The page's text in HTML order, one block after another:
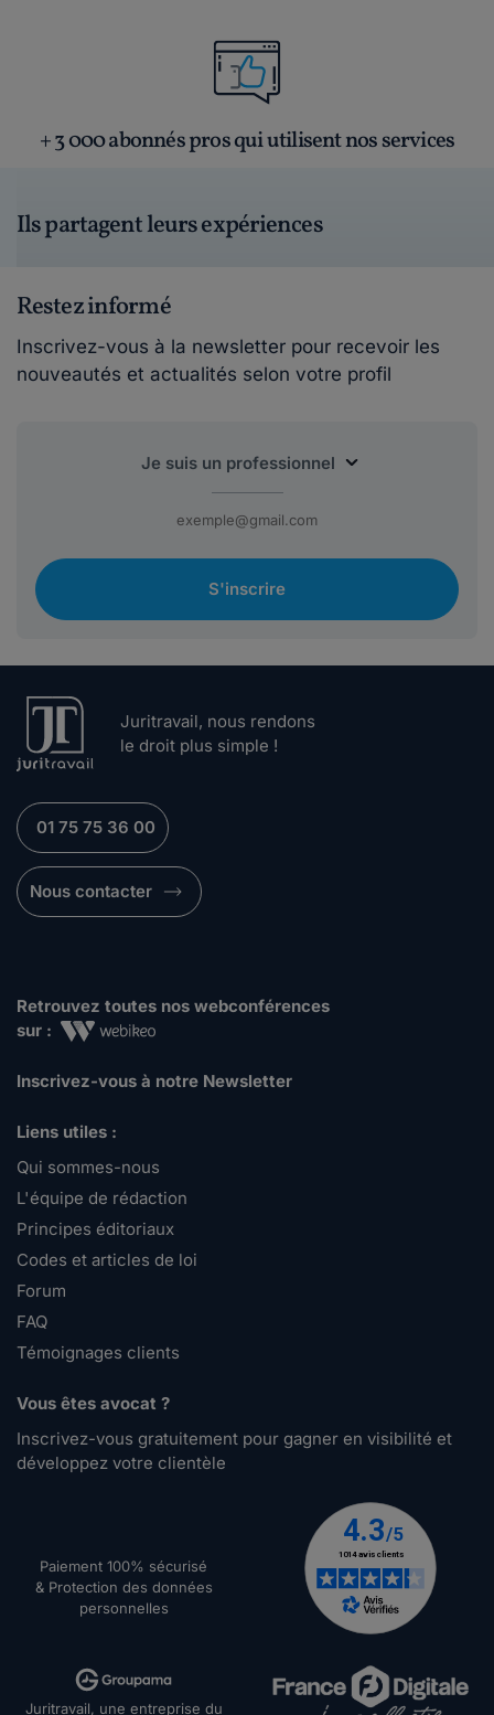
+ 3 000 abonnés pros qui utilisent nos services
Ils partagent leurs expériences
Restez informé
Inscrivez-vous à la newsletter pour recevoir les
nouveautés et actualités selon votre profil
S'inscrire
Juritravail, nous rendons
le droit plus simple !
01 75 75 36 00
Nous contacter
Retrouvez toutes nos webconférences
sur :
Inscrivez-vous à notre Newsletter
Liens utiles :
Qui sommes-nous
L'équipe de rédaction
Principes éditoriaux
Codes et articles de loi
Forum
FAQ
Témoignages clients
Vous êtes avocat ?
Inscrivez-vous gratuitement pour gagner en visibilité et
développez votre clientèle
Paiement 100% sécurisé
& Protection des données
personnelles
Juritravail, une entreprise du